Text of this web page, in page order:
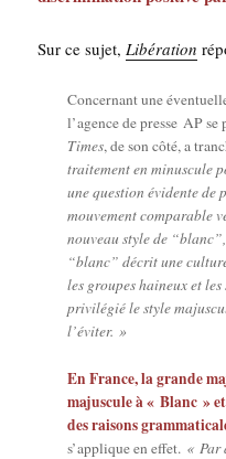
Sur ce sujet,Libé­ra­tion
Concer­nant une
l’agence de presse AP
Times, de son côté, a
trai­te­ment en minus­cule
une ques­tion évi­dente de
mou­ve­ment com­pa­rable
nou­veau style de
“blanc” décrit une
les groupes hai­neux et
pri­vi­lé­gié le style
l’éviter. »
En France, la grande
majus­cule à « Blanc »
des rai­sons
s’applique en effet. « Par